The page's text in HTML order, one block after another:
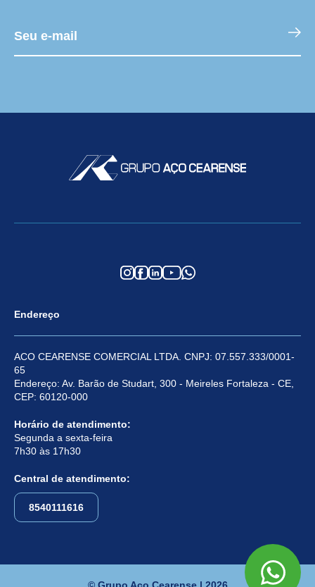
Endereço
ACO CEARENSE COMERCIAL LTDA. CNPJ: 07.557.333/0001-
65
Endereço: Av. Barão de Studart, 300 - Meireles Fortaleza - CE,
CEP: 60120-000
Horário de atendimento:
Segunda a sexta-feira
7h30 às 17h30
Central de atendimento:
8540111616